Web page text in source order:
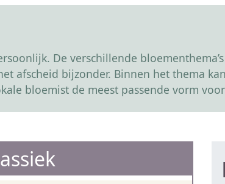
De verschillende
afscheid bijzonder. Binnen het thema
bloemist de meest passende vorm